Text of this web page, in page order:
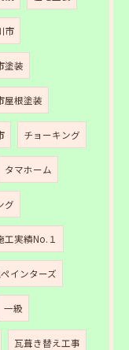
市
塗装
屋根塗装
チョーキング
タマホーム
グ
工実績No.１
インターズ
一級
瓦葺き替え工事